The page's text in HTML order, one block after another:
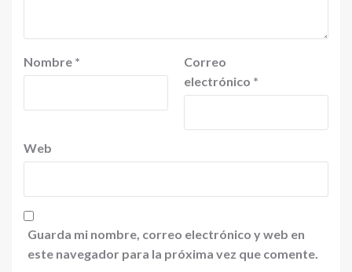
Nombre *
Correo
electrónico *
Web
Guarda mi nombre, correo electrónico y web en
este navegador para la próxima vez que comente.